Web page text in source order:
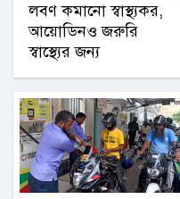
লবণ কমানো স্বাস্থ্যকর,
আয়োডিনও জরুরি
স্বাস্থ্যের জন্য